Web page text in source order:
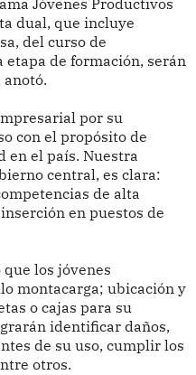
Jóvenes Productivos
dual, que incluye
del curso de
de formación, serán
por su
con el propósito de
en el país. Nuestra
central, es clara:
de alta
en puestos de
los jóvenes
montacarga; ubicación y
o cajas para su
identificar daños,
de su uso, cumplir los
otros.